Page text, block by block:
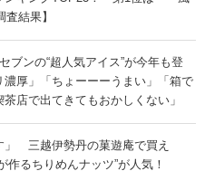
結果】
ブンの“超人気アイス”が今年も登
厚」「ちょーーーうまい」「箱で
店で出てきてもおかしくない」
」 三越伊勢丹の菓遊庵で買え
作るちりめんナッツ”が人気！